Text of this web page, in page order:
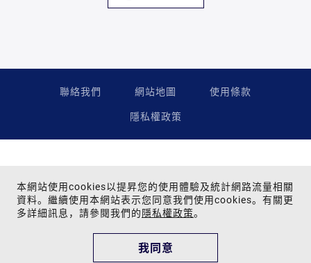
聯絡我們 網站地圖
使用條款
隱私權政策
Copyright © 2024 Far Eastern Group All rights reserved.
為提供您最佳的瀏覽品質與網站體驗，建議您使用Google Chrome、
Firefox、Safari瀏覽器，並更新至最新版本。
本網站使用cookies以提昇您的使用體驗及統計網路流量相關
資料。繼續使用本網站表示您同意我們使用cookies。有關更
多詳細訊息，請參閱我們的隱私權政策。
我同意